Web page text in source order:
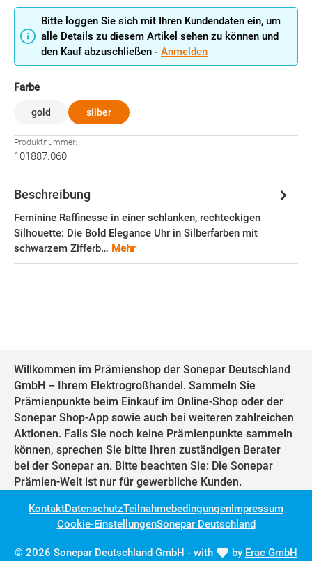
Bitte loggen Sie sich mit Ihren Kundendaten ein, um
alle Details zu diesem Artikel sehen zu können und
den Kauf abzuschließen - Anmelden
Farbeauswählen
gold silber
Produktnummer:
101887.060
Beschreibung
Feminine Raffinesse in einer schlanken, rechteckigen
Silhouette: Die Bold Elegance Uhr in Silberfarben mit
schwarzem Zifferb… Mehr
Willkommen im Prämienshop der Sonepar Deutschland
GmbH – Ihrem Elektrogroßhandel. Sammeln Sie
Prämienpunkte beim Einkauf im Online-Shop oder der
Sonepar Shop-App sowie auch bei weiteren zahlreichen
Aktionen. Falls Sie noch keine Prämienpunkte sammeln
können, sprechen Sie bitte Ihren zuständigen Berater
bei der Sonepar an. Bitte beachten Sie: Die Sonepar
Prämien-Welt ist nur für gewerbliche Kunden.
© 2026 Sonepar Deutschland GmbH - with by Erac GmbH
KontaktDatenschutzTeilnahmebedingungenImpressum
Cookie-EinstellungenSonepar Deutschland